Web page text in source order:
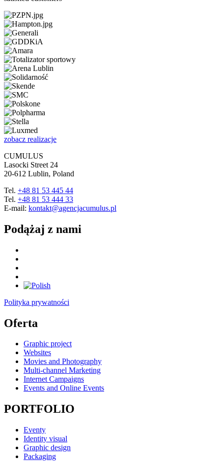
zobacz realizacje
CUMULUS
Lasocki Street 24
20-612 Lublin, Poland
Tel. +48 81 53 445 44
Tel. +48 81 53 444 33
E-mail: kontakt@agencjacumulus.pl
Podążaj z nami
Polityka prywatności
Oferta
Graphic project
Websites
Movies and Photography
Multi-channel Marketing
Internet Campaigns
Events and Online Events
PORTFOLIO
Eventy
Identity visual
Graphic design
Packaging